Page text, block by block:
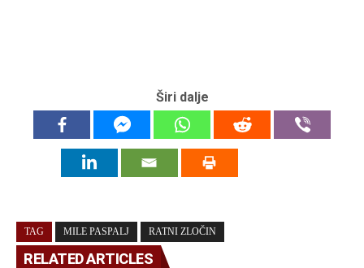
Širi dalje
TAG MILE PASPALJ RATNI ZLOČIN
RELATED ARTICLES